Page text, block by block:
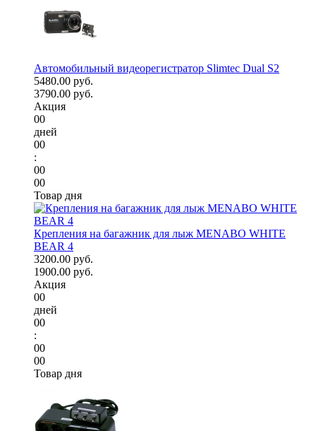
Автомобильный видеорегистратор Slimtec Dual S2
5480.00 руб.
3790.00 руб.
Акция
00
дней
00
:
00
00
Товар дня
Крепления на багажник для лыж MENABO WHITE
BEAR 4
3200.00 руб.
1900.00 руб.
Акция
00
дней
00
:
00
00
Товар дня